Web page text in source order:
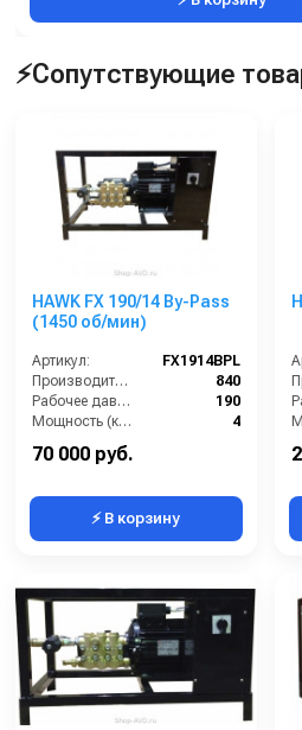
⚡Сопутствующие
HAWK FX 190/14 By-Pass
(1450 об/мин)
Артикул:
FX1914BPL
Производительность (л/ч):
840
Рабочее давление (бар):
190
Мощность (кВт):
4
Электропитание (В):
70 000 руб.
⚡ В корзину